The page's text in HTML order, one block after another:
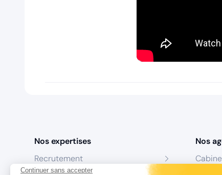
Continuer sans accepter
Nos expertises
Recrutement
Nos